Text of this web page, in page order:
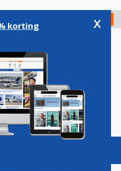
Check in
Vacatures
korting x